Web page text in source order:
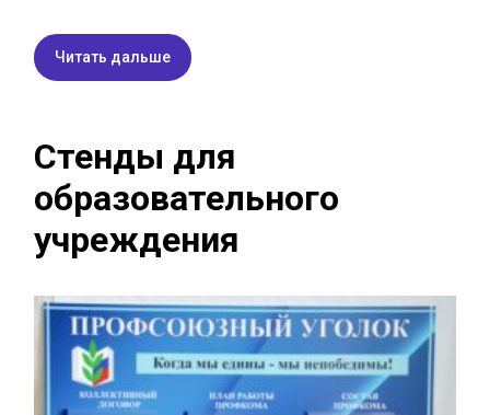
Читать дальше
Стенды для
образовательного
учреждения